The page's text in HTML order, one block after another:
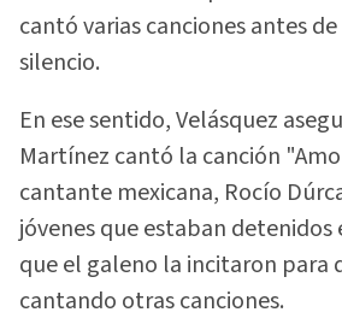
cantó varias canciones antes
silencio.
En ese sentido, Velásquez
Martínez cantó la canción
cantante mexicana, Rocío
jóvenes que estaban detenidos
que el galeno la incitaron para
cantando otras canciones.